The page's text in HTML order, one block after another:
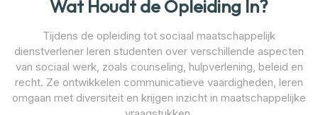
Wat Houdt de Opleiding In?
Tijdens de opleiding tot sociaal maatschappelijk
dienstverlener leren studenten over verschillende aspecten
van sociaal werk, zoals counseling, hulpverlening, beleid en
recht. Ze ontwikkelen communicatieve vaardigheden, leren
omgaan met diversiteit en krijgen inzicht in maatschappelijke